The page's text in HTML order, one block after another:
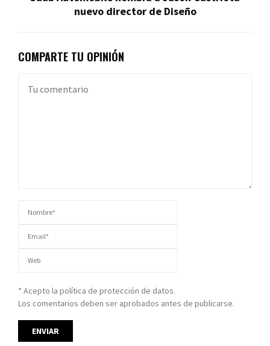
nuevo director de Diseño
COMPARTE TU OPINIÓN
* Acepto la política de protección de datos.
Los comentarios deben ser aprobados antes de publicarse.